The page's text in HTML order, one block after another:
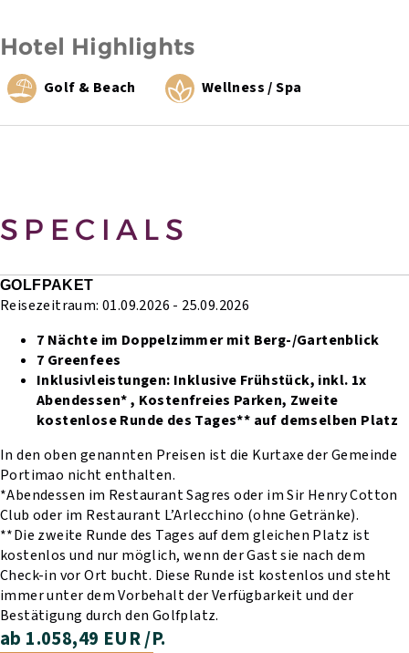
Hotel Highlights
Golf & Beach Wellness / Spa
SPECIALS
GOLFPAKET
Reisezeitraum: 01.09.2026 - 25.09.2026
7 Nächte im Doppelzimmer mit Berg-/Gartenblick
7 Greenfees
Inklusivleistungen: Inklusive Frühstück, inkl. 1x
Abendessen* , Kostenfreies Parken, Zweite
kostenlose Runde des Tages** auf demselben Platz
In den oben genannten Preisen ist die Kurtaxe der Gemeinde
Portimao nicht enthalten.
*Abendessen im Restaurant Sagres oder im Sir Henry Cotton
Club oder im Restaurant L’Arlecchino (ohne Getränke).
**Die zweite Runde des Tages auf dem gleichen Platz ist
kostenlos und nur möglich, wenn der Gast sie nach dem
Check-in vor Ort bucht. Diese Runde ist kostenlos und steht
immer unter dem Vorbehalt der Verfügbarkeit und der
Bestätigung durch den Golfplatz.
ab 1.058,49 EUR /P.